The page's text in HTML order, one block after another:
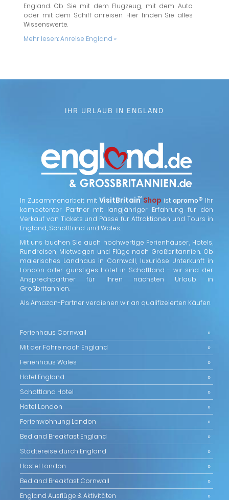
England. Ob Sie mit dem Flugzeug, mit dem Auto
oder mit dem Schiff anreisen: Hier finden Sie alles
Wissenswerte.
Mehr lesen:Anreise England »
IHR URLAUB IN ENGLAND
In Zusammenarbeit mitVisitBritain
™ Shop istapromo® Ihr
kompetenter Partner mit langjähriger Erfahrung für den
Verkauf von Tickets und Pässe für Attraktionen und Tours in
England, Schottland und Wales.
Mit uns buchen Sie auch hochwertige Ferienhäuser, Hotels,
Rundreisen, Mietwagen und Flüge nach Großbritannien. Ob
malerisches Landhaus in Cornwall, luxuriöse Unterkunft in
London oder günstiges Hotel in Schottland - wir sind der
Ansprechpartner für Ihren nächsten Urlaub in
Großbritannien.
Als Amazon-Partner verdienen wir an qualifizeierten Käufen.
Ferienhaus Cornwall
Mit der Fähre nach England
Ferienhaus Wales
Hotel England
Schottland Hotel
Hotel London
Ferienwohnung London
Bed and Breakfast England
Städtereise durch England
Hostel London
Bed and Breakfast Cornwall
England Ausflüge & Aktivitäten